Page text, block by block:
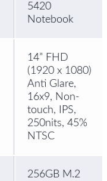
5420
Notebook
14” FHD
(1920 x 1080)
Anti Glare,
16x9, Non-
touch, IPS,
250nits, 45%
NTSC
256GB M.2